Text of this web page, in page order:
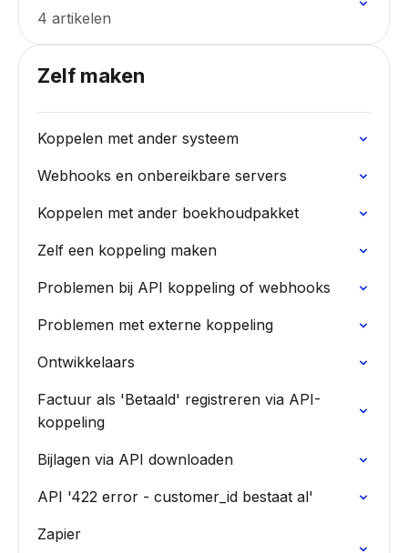
4 artikelen
Zelf maken
Koppelen met ander systeem
Webhooks en onbereikbare servers
Koppelen met ander boekhoudpakket
Zelf een koppeling maken
Problemen bij API koppeling of webhooks
Problemen met externe koppeling
Ontwikkelaars
Factuur als 'Betaald' registreren via API-
koppeling
Bijlagen via API downloaden
API '422 error - customer_id bestaat al'
Zapier